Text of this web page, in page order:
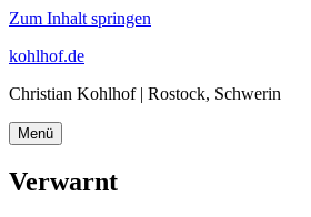
Zum Inhalt springen
kohlhof.de
Christian Kohlhof | Rostock, Schwerin
Menü
Verwarnt